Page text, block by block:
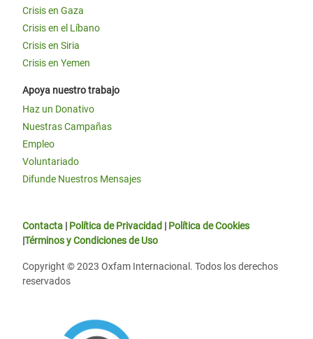
Crisis en Gaza
Crisis en el Líbano
Crisis en Siria
Crisis en Yemen
Apoya nuestro trabajo
Haz un Donativo
Nuestras Campañas
Empleo
Voluntariado
Difunde Nuestros Mensajes
Contacta | Política de Privacidad | Política de Cookies
|Términos y Condiciones de Uso
Copyright © 2023 Oxfam Internacional. Todos los derechos
reservados